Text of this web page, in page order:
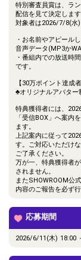
特別審査員賞は、ラ
配信を見て決定します
対象者は2026/7/8(水)
・お名前やアピール
音声データ(MP3か
・番組内での放送時
です。
【30万ポイント達成者
♣オリジナルアバター
特典獲得者には、
「受信BOX」へ案内
ます。
上記案内に従って
す。ご対応いただけ
ご了承ください。
万が一、特典獲得者
されません。
またSHOWROOM公
内容のご報告を必ず
応募期間
2026/6/11(木) 18:00